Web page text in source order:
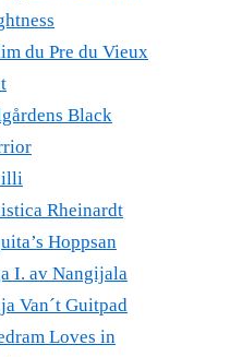
du Pre du Vieux
Black
Rheinardt
Hoppsan
I. av Nangijala
Van´t Guitpad
Loves in